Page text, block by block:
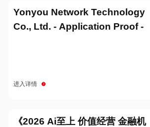
Yonyou Network Technology
Co., Ltd. - Application Proof -
进入详情
《2026 Ai至上 价值经营 金融机